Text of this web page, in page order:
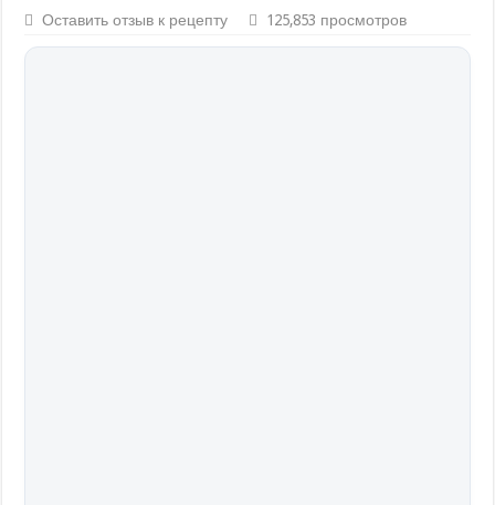
Оставить отзыв к рецепту 125,853 просмотров